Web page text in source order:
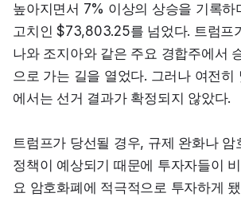
높아지면서 7% 이상의 상승을 기록하
고치인 $73,803.25를 넘었다. 트럼프
나와 조지아와 같은 주요 경합주에서
으로 가는 길을 열었다. 그러나 여전히
에서는 선거 결과가 확정되지 않았다.
트럼프가 당선될 경우, 규제 완화나 암
정책이 예상되기 때문에 투자자들이
요 암호화폐에 적극적으로 투자하게